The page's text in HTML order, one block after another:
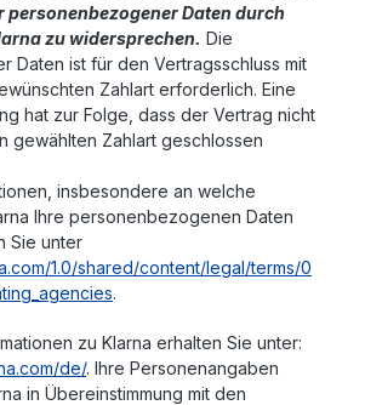
personenbezogener Daten durch
zu widersprechen. Die
Daten ist für den Vertragsschluss mit
Zahlart erforderlich. Eine
hat zur Folge, dass der Vertrag nicht
gewählten Zahlart geschlossen
insbesondere an welche
Ihre personenbezogenen Daten
Sie unter
1.0/shared/content/legal/terms/0
.
zu Klarna erhalten Sie unter:
de/. Ihre Personenangaben
in Übereinstimmung mit den